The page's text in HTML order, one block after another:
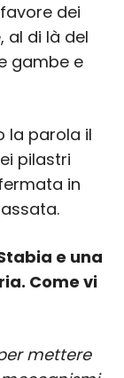
dei
al di là del
gambe e
la parola il
pilastri
in
e una
Come vi
mettere